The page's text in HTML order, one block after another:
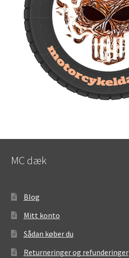
MC dæk
Blog
Mitt konto
Sådan køber du
Returneringer og refunderinger